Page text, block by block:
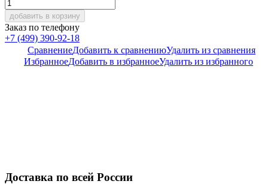
добавить в корзину
Заказ по телефону
+7 (499) 390-92-18
СравнениеДобавить к сравнениюУдалить из сравнения
ИзбранноеДобавить в избранноеУдалить из избранного
Доставка по всей России